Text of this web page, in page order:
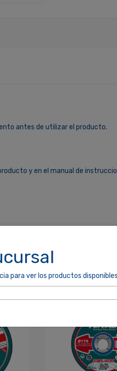
para ver los productos
antes de utilizar el producto.
y en el manual de
ACCEDER